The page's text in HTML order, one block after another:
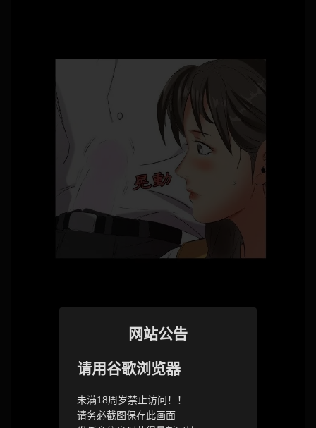
网站公告
请用谷歌浏览器
未满18周岁禁止访问！！
请务必截图保存此画面